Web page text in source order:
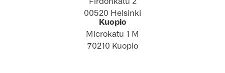
00520 Helsinki
Kuopio
Microkatu 1 M
70210 Kuopio